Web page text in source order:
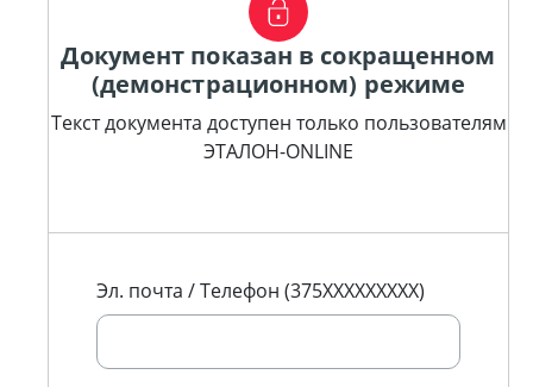
Документ показан в сокращенном
(демонстрационном) режиме
Текст документа доступен только пользователям
ЭТАЛОН-ONLINE
Эл. почта / Телефон (375XXXXXXXXX)